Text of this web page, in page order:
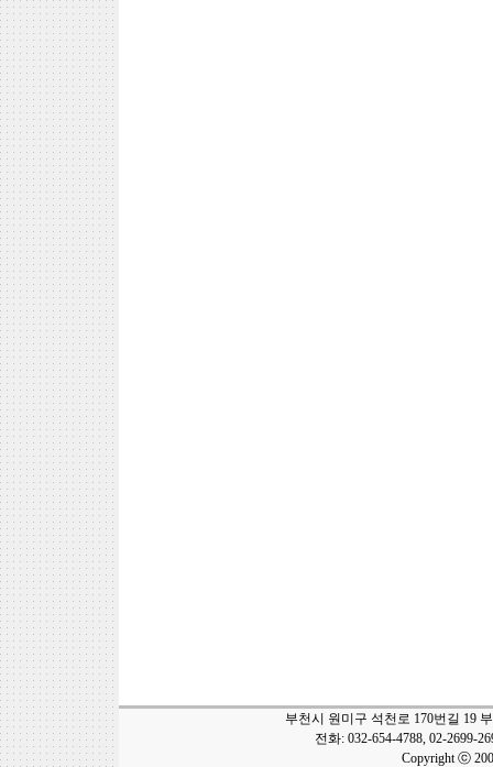
부천시 원미구 석천로 170번길 19
전화: 032-654-4788, 02-2699-
Copyright ⓒ